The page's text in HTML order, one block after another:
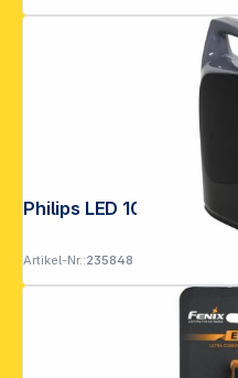
Artikel-Nr.:235848